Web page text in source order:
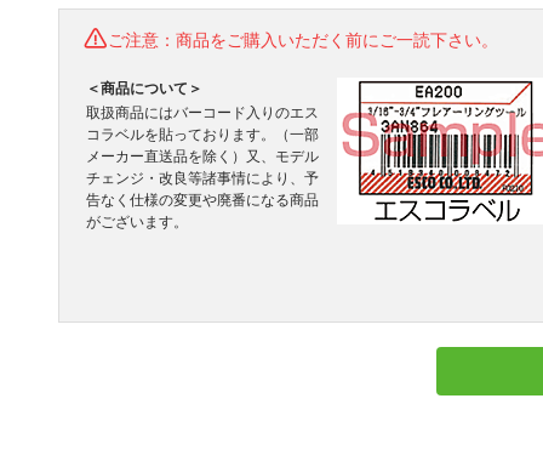
ご注意：商品をご購入いただく前にご一読下さい。
＜商品について＞
取扱商品にはバーコード入りのエス
コラベルを貼っております。（一部
メーカー直送品を除く）又、モデル
チェンジ・改良等諸事情により、予
告なく仕様の変更や廃番になる商品
がございます。